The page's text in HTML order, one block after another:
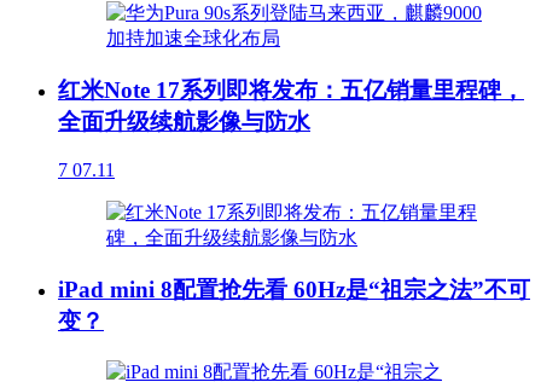
红米Note 17系列即将发布：五亿销量里程碑，
全面升级续航影像与防水
7 07.11
iPad mini 8配置抢先看 60Hz是“祖宗之法”不可
变？